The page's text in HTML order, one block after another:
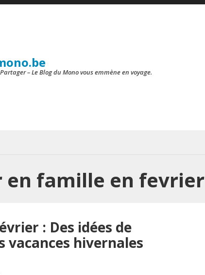
– Le Blog du Mono vous emmène en voyage.
famille en fevrier
: Des idées de
vacances hivernales